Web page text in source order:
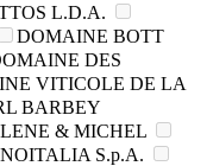
L.D.A.
DOMAINE BOTT
DES
VITICOLE DE LA
BARBEY
& MICHEL
S.p.A.